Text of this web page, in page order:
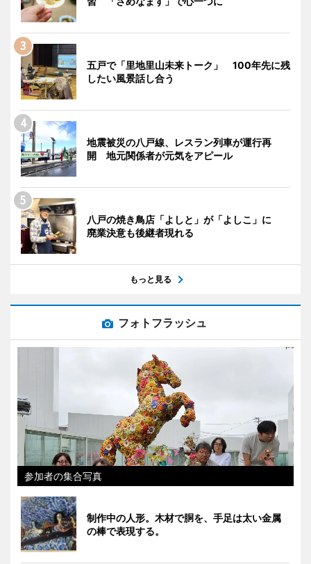
五戸で「里地里山未来トーク」 100年先に残
したい風景話し合う
地震被災の八戸線、レスラン列車が運行再
開 地元関係者が元気をアピール
八戸の焼き鳥店「よしと」が「よしこ」に
廃業決意も後継者現れる
もっと見る
フォトフラッシュ
参加者の集合写真
制作中の人形。木材で胴を、手足は太い金属
の棒で表現する。